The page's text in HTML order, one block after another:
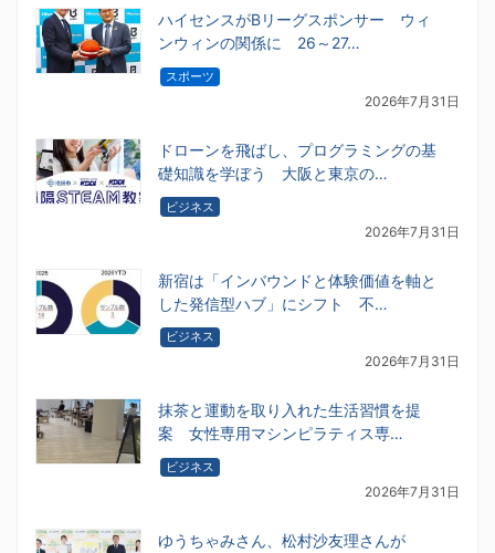
ハイセンスがBリーグスポンサー ウィ
ンウィンの関係に 26～27…
スポーツ
2026年7月31日
ドローンを飛ばし、プログラミングの基
礎知識を学ぼう 大阪と東京の…
ビジネス
2026年7月31日
新宿は「インバウンドと体験価値を軸と
した発信型ハブ」にシフト 不…
ビジネス
2026年7月31日
抹茶と運動を取り入れた生活習慣を提
案 女性専用マシンピラティス専…
ビジネス
2026年7月31日
ゆうちゃみさん、松村沙友理さんが